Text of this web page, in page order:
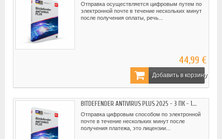
Отправка осуществляется цифровым путем по
электронной почте в течение нескольких минут
после получения оплаты, речь...
44,99 €
Добавить в корзину
BITDEFENDER ANTIVIRUS PLUS 2025 - 3 ПК - 1...
Отправка цифровым способом по электронной
почте в течение нескольких минут после
получения платежа, это лицензии...